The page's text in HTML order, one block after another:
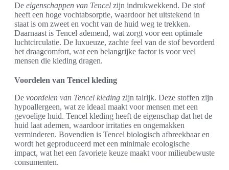
De eigenschappen van Tencel zijn indrukwekkend. De stof
heeft een hoge vochtabsorptie, waardoor het uitstekend in
staat is om zweet en vocht van de huid weg te trekken.
Daarnaast is Tencel ademend, wat zorgt voor een optimale
luchtcirculatie. De luxueuze, zachte feel van de stof bevorderd
het draagcomfort, wat een belangrijke factor is voor veel
mensen die kleding dragen.
Voordelen van Tencel kleding
De voordelen van Tencel kleding zijn talrijk. Deze stoffen zijn
hypoallergeen, wat ze ideaal maakt voor mensen met een
gevoelige huid. Tencel kleding heeft de eigenschap dat het de
huid laat ademen, waardoor irritaties en ongemakken
verminderen. Bovendien is Tencel biologisch afbreekbaar en
wordt het geproduceerd met een minimale ecologische
impact, wat het een favoriete keuze maakt voor milieubewuste
consumenten.